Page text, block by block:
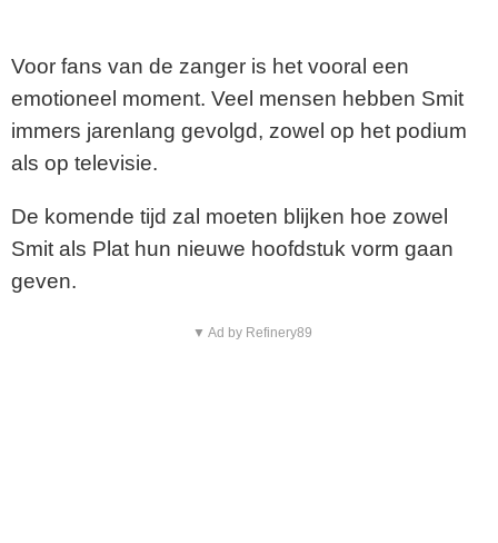
Voor fans van de zanger is het vooral een
emotioneel moment. Veel mensen hebben Smit
immers jarenlang gevolgd, zowel op het podium
als op televisie.
De komende tijd zal moeten blijken hoe zowel
Smit als Plat hun nieuwe hoofdstuk vorm gaan
geven.
▼ Ad by Refinery89